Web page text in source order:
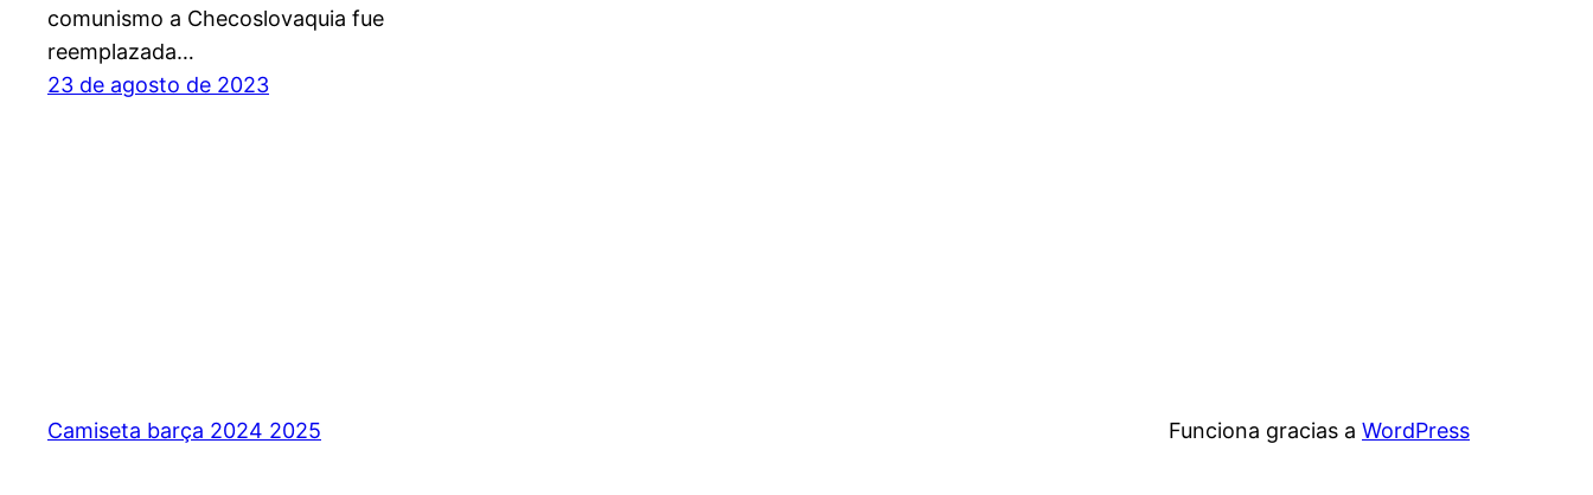
comunismo a Checoslovaquia fue
reemplazada…
23 de agosto de 2023
Camiseta barça 2024 2025 Funciona gracias a WordPress